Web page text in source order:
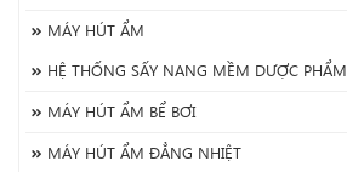
MÁY HÚT ẨM
HỆ THỐNG SẤY NANG MỀM DƯỢC PHẨM
MÁY HÚT ẨM BỂ BƠI
MÁY HÚT ẨM ĐẲNG NHIỆT